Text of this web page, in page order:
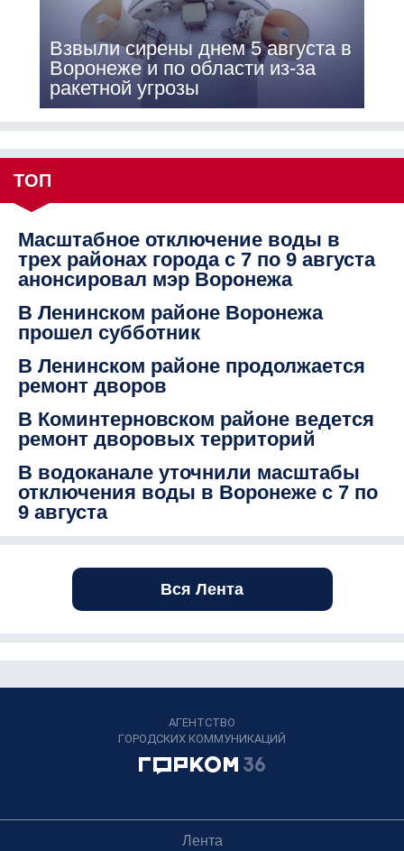
Взвыли сирены днем 5 августа в
Воронеже и по области из-за
ракетной угрозы
ТОП
Масштабное отключение воды в
трех районах города с 7 по 9 августа
анонсировал мэр Воронежа
В Ленинском районе Воронежа
прошел субботник
В Ленинском районе продолжается
ремонт дворов
В Коминтерновском районе ведется
ремонт дворовых территорий
В водоканале уточнили масштабы
отключения воды в Воронеже с 7 по
9 августа
Вся Лента
АГЕНТСТВО
ГОРОДСКИХ КОММУНИКАЦИЙ
Лента